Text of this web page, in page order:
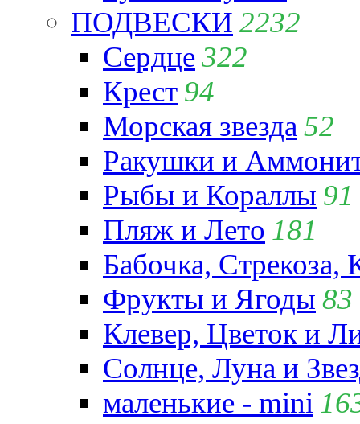
ПОДВЕСКИ 2232
Сердце322
Крест 94
Морская звезда 52
Ракушки и
Рыбы и Кораллы 91
Пляж и Лето 181
Бабочка,
Фрукты и Ягоды 83
Клевер, Цветок и
Солнце, Луна и
маленькие - mini